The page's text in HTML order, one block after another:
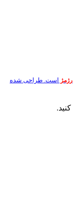
است. طراحی شده